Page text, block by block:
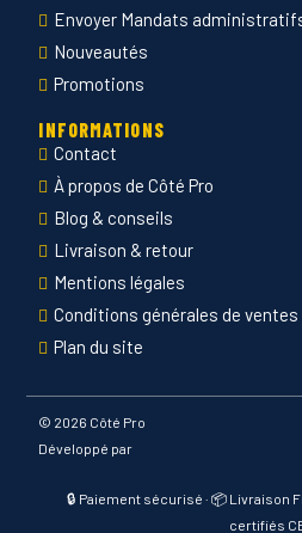
Nouveautés
Promotions
INFORMATIONS
Contact
À propos de Côté Pro
Blog & conseils
Livraison & retour
Mentions légales
Conditions générales de ventes
Plan du site
Développé par
certifiés CE